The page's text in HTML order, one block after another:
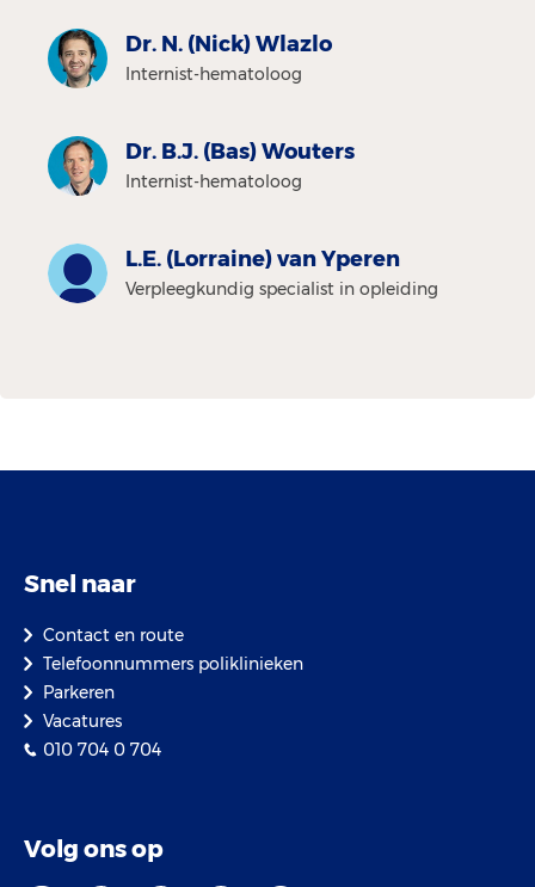
Dr. N. (Nick) Wlazlo
Internist-hematoloog
Dr. B.J. (Bas) Wouters
Internist-hematoloog
L.E. (Lorraine) van Yperen
Verpleegkundig specialist in opleiding
Snel naar
Contact en route
Telefoonnummers poliklinieken
Parkeren
Vacatures
010 704 0 704
Volg ons op